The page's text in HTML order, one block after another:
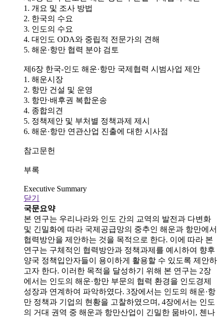
1. 개요 및 조사 방법
2. 한국의 수요
3. 인도의 수요
4. 대인도 ODA와 중립적 전문가의 견해
5. 해운·항만 협력 분야 검토
제6장 한국-인도 해운·항만 국제협력 시범사업 제안
1. 해운시장
2. 항만 건설 및 운영
3. 항만·배후권 복합운송
4. 종합의견
5. 정책제안 및 부처별 정책과제 제시
6. 해운·항만 연관산업 진출에 대한 시사점
참고문헌
부록
Executive Summary
닫기
국문요약
본 연구는 우리나라와 인도 간의 교역의 발전과 다변화
및 긴밀화에 따라 국제공급망의 중추인 해운과 항만에서
협력방안을 제안하는 것을 목적으로 한다. 이에 따라 본
연구는 구체적인 협력방안과 정책과제를 예시하여 향후
양국 정책입안자들이 용이하게 활용할 수 있도록 제안하
고자 한다. 이러한 목적을 달성하기 위해 본 연구는 2장
에서는 인도의 해운·항만 부문의 협력 환경을 인도경제
성장과 연계하여 파악하였다. 3장에서는 인도의 해운·항
만 정책과 기업의 현황을 고찰하였으며, 4장에서는 인도
의 거대 권역 중 해운과 항만산업이 긴밀한 뭄바이, 첸나